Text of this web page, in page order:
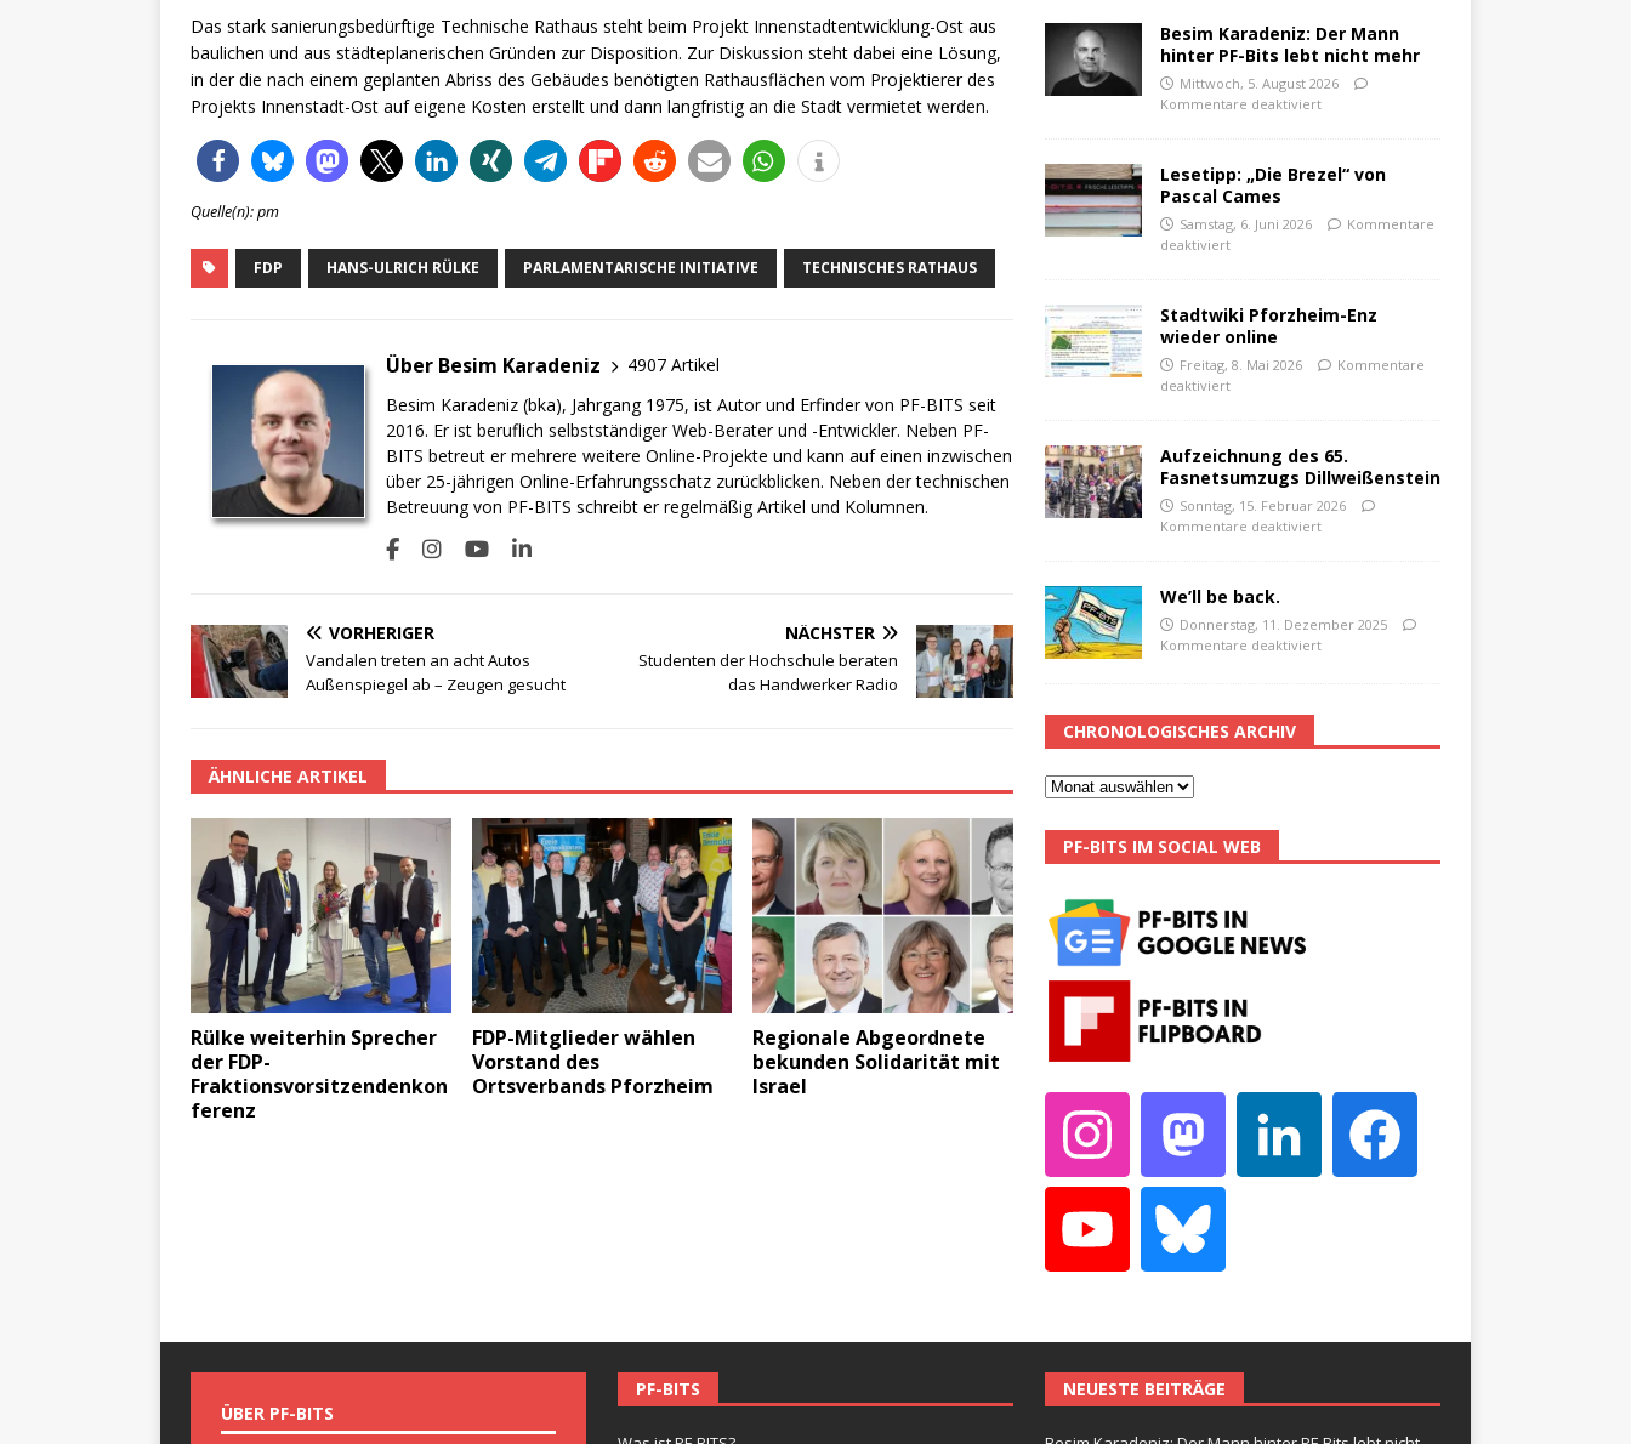
Das stark sanierungsbedürftige Technische Rathaus steht beim Projekt Innenstadtentwicklung-Ost aus
baulichen und aus städteplanerischen Gründen zur Disposition. Zur Diskussion steht dabei eine Lösung,
in der die nach einem geplanten Abriss des Gebäudes benötigten Rathausflächen vom Projektierer des
Projekts Innenstadt-Ost auf eigene Kosten erstellt und dann langfristig an die Stadt vermietet werden.
Quelle(n): pm
FDP HANS-ULRICH RÜLKE PARLAMENTARISCHE INITIATIVE TECHNISCHES RATHAUS
Über Besim Karadeniz
4907 Artikel
Besim Karadeniz (bka), Jahrgang 1975, ist Autor und Erfinder von PF-BITS seit
2016. Er ist beruflich selbstständiger Web-Berater und -Entwickler. Neben PF-
BITS betreut er mehrere weitere Online-Projekte und kann auf einen inzwischen
über 25-jährigen Online-Erfahrungsschatz zurückblicken. Neben der technischen
Betreuung von PF-BITS schreibt er regelmäßig Artikel und Kolumnen.
VORHERIGER
Vandalen treten an acht Autos
Außenspiegel ab – Zeugen gesucht
NÄCHSTER
Studenten der Hochschule beraten
das Handwerker Radio
ÄHNLICHE ARTIKEL
Rülke weiterhin Sprecher
der FDP-
Fraktionsvorsitzendenkon
ferenz
FDP-Mitglieder wählen
Vorstand des
Ortsverbands Pforzheim
Regionale Abgeordnete
bekunden Solidarität mit
Israel
Besim Karadeniz: Der Mann
hinter PF-Bits lebt nicht mehr
Mittwoch, 5. August 2026
Kommentare deaktiviert
Lesetipp: „Die Brezel“ von
Pascal Cames
Samstag, 6. Juni 2026
Kommentare
deaktiviert
Stadtwiki Pforzheim-Enz
wieder online
Freitag, 8. Mai 2026
Kommentare
deaktiviert
Aufzeichnung des 65.
Fasnetsumzugs Dillweißenstein
Sonntag, 15. Februar 2026
Kommentare deaktiviert
We’ll be back.
Donnerstag, 11. Dezember 2025
Kommentare deaktiviert
CHRONOLOGISCHES ARCHIV
PF-BITS IM SOCIAL WEB
ÜBER PF-BITS
PF-BITS NEUESTE BEITRÄGE